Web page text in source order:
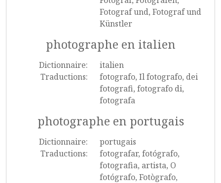
Fotograf und, Fotograf und
Künstler
photographe en italien
Dictionnaire:
italien
Traductions:
fotografo, Il fotografo, dei
fotografi, fotografo di,
fotografa
photographe en portugais
Dictionnaire:
portugais
Traductions:
fotografar, fotógrafo,
fotografia, artista, O
fotógrafo, Fotògrafo,